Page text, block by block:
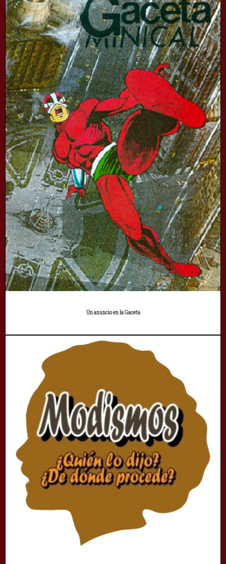
Un anuncio en la Gaceta